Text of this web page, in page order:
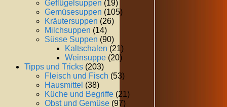
Geflügelsuppen (19)
Gemüsesuppen (105)
Kräutersuppen (26)
Milchsuppen (14)
Süsse Suppen (90)
Kaltschalen (21)
Weinsuppe (20)
Tipps und Tricks (203)
Fleisch und Fisch (53)
Hausmittel (38)
Küche und Begriffe (21)
Obst und Gemüse (97)